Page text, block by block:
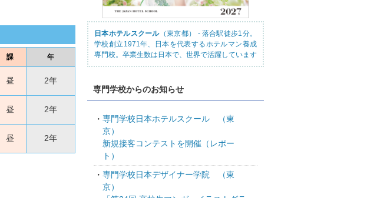
課 年
昼 2年
昼 2年
昼 2年
日本ホテルスクール（東京都） - 落合駅徒歩1分。
学校創立1971年、日本を代表するホテルマン養成
専門校。卒業生数は日本で、世界で活躍しています
専門学校からのお知らせ
専門学校日本ホテルスクール （東
京）
新規接客コンテストを開催（レポー
ト）
専門学校日本デザイナー学院 （東
京）